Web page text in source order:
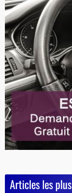
Articles les